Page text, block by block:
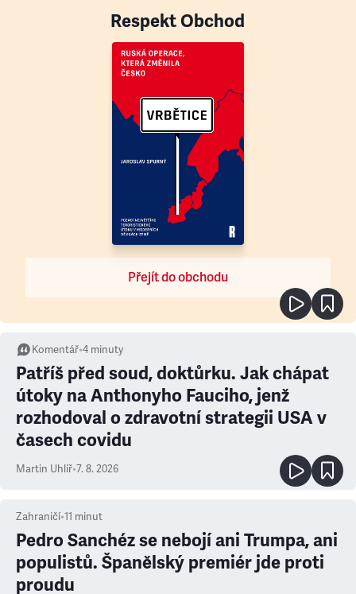
Respekt Obchod
Přejít do obchodu
Komentář•4 minuty
Patříš před soud, doktůrku. Jak chápat
útoky na Anthonyho Fauciho, jenž
rozhodoval o zdravotní strategii USA v
časech covidu
Martin Uhlíř•7. 8. 2026
Zahraničí•11 minut
Pedro Sanchéz se nebojí ani Trumpa, ani
populistů. Španělský premiér jde proti
proudu